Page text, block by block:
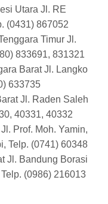
Utara Jl. RE
(0431) 867052
Timur Jl.
833691, 831321
Barat Jl. Langko
633735
Jl. Raden Saleh
40331, 40332
Prof. Moh. Yamin,
Telp. (0741) 60348
Jl. Bandung Borasi
(0986) 216013